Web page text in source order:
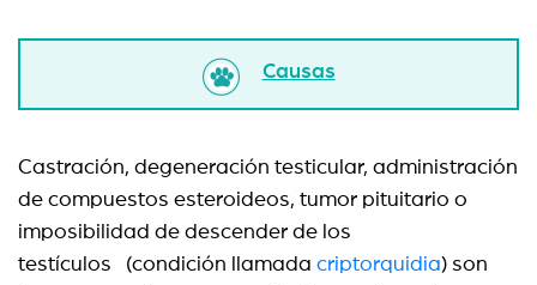
Causas
Castración, degeneración testicular, administración
de compuestos esteroideos, tumor pituitario o
imposibilidad de descender de los
testículos
(condición llamada criptorquidia) son